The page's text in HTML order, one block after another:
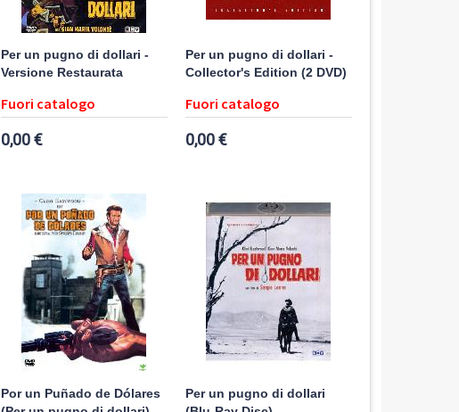
Per un pugno di dollari -
Versione Restaurata
Fuori catalogo
0,00 €
Per un pugno di dollari -
Collector's Edition (2 DVD)
Fuori catalogo
0,00 €
Por un Puñado de Dólares
Per un pugno di dollari